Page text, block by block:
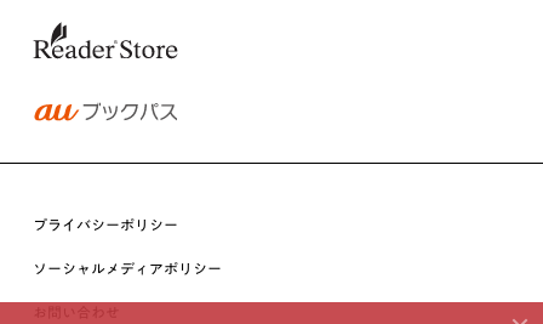
プライバシーポリシー
ソーシャルメディアポリシー
お問い合わせ